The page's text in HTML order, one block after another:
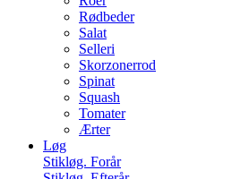
Rødbeder
Salat
Selleri
Skorzonerrod
Spinat
Squash
Tomater
Ærter
Løg
Stikløg. Forår